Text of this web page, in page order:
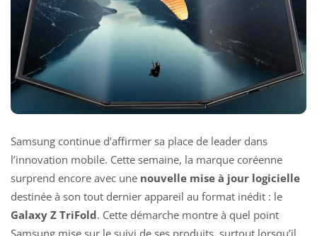
Samsung continue d’affirmer sa place de leader dans
l’innovation mobile. Cette semaine, la marque coréenne
surprend encore avec une nouvelle mise à jour logicielle
destinée à son tout dernier appareil au format inédit : le
Galaxy Z TriFold. Cette démarche montre à quel point